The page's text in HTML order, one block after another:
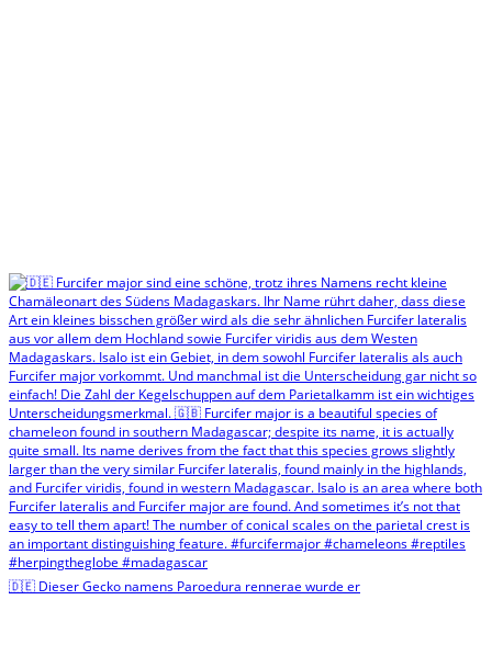
🇩🇪 Dieser Gecko namens Paroedura rennerae wurde er